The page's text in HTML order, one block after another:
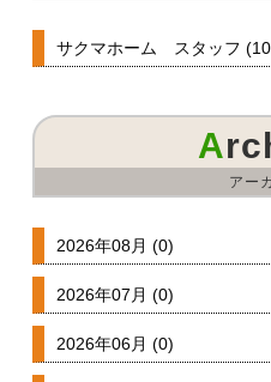
サクマホーム スタッフ
アー
2026年08月 (0)
2026年07月 (0)
2026年06月 (0)